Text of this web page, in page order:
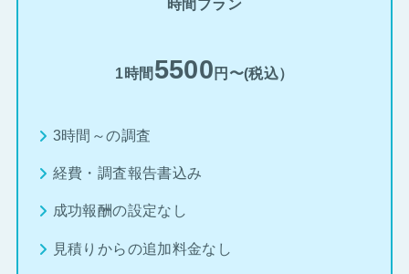
時間プラン
1時間 5500 円〜(税込）
3時間～の調査
経費・調査報告書込み
成功報酬の設定なし
見積りからの追加料金なし